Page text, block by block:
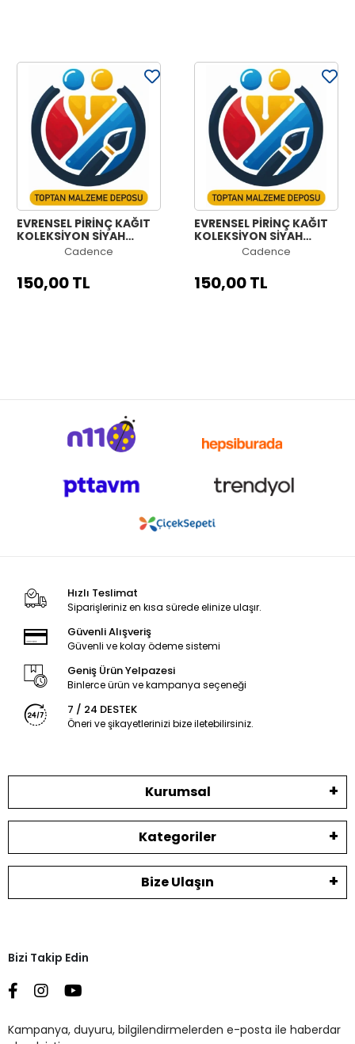
EVRENSEL PİRİNÇ KAĞIT
KOLEKSİYON SİYAH
ZEMİN UC-010 60X60
Cadence
150,00 TL
EVRENSEL PİRİNÇ KAĞIT
KOLEKSİYON SİYAH
ZEMİN UC-006 60X60
Cadence
150,00 TL
Hızlı Teslimat
Siparişleriniz en kısa sürede elinize ulaşır.
Güvenli Alışveriş
Güvenli ve kolay ödeme sistemi
Geniş Ürün Yelpazesi
Binlerce ürün ve kampanya seçeneği
7 / 24 DESTEK
Öneri ve şikayetlerinizi bize iletebilirsiniz.
Kurumsal
Kategoriler
Bize Ulaşın
Bizi Takip Edin
Kampanya, duyuru, bilgilendirmelerden e-posta ile haberdar